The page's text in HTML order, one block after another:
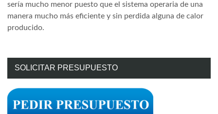
sería mucho menor puesto que el sistema operaria de una
manera mucho más eficiente y sin perdida alguna de calor
producido.
SOLICITAR PRESUPUESTO